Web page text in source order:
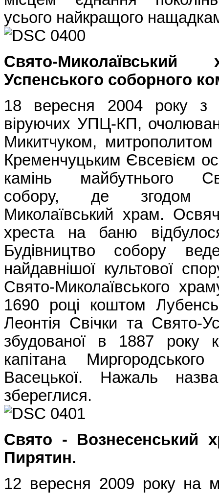
усього найкращого
Свято-
Успенського соборного
18 вересня 2004 року з
віруючих УПЦ-КП,
Микитчуком,
Кременчуцьким Євсевієм
камінь майбутнього
собору, де згодом
Миколаївський храм.
хреста на баню
Будівництво собору
найдавнішої культової
Свято-Миколаївського
1690 році коштом
Леонтія Свічки та Свято-
збудованої в 1887 року
капітана
Васецької. Нажаль
збереглися.
Свято - Вознесенський
Пирятин.
12 вересня 2009 року на